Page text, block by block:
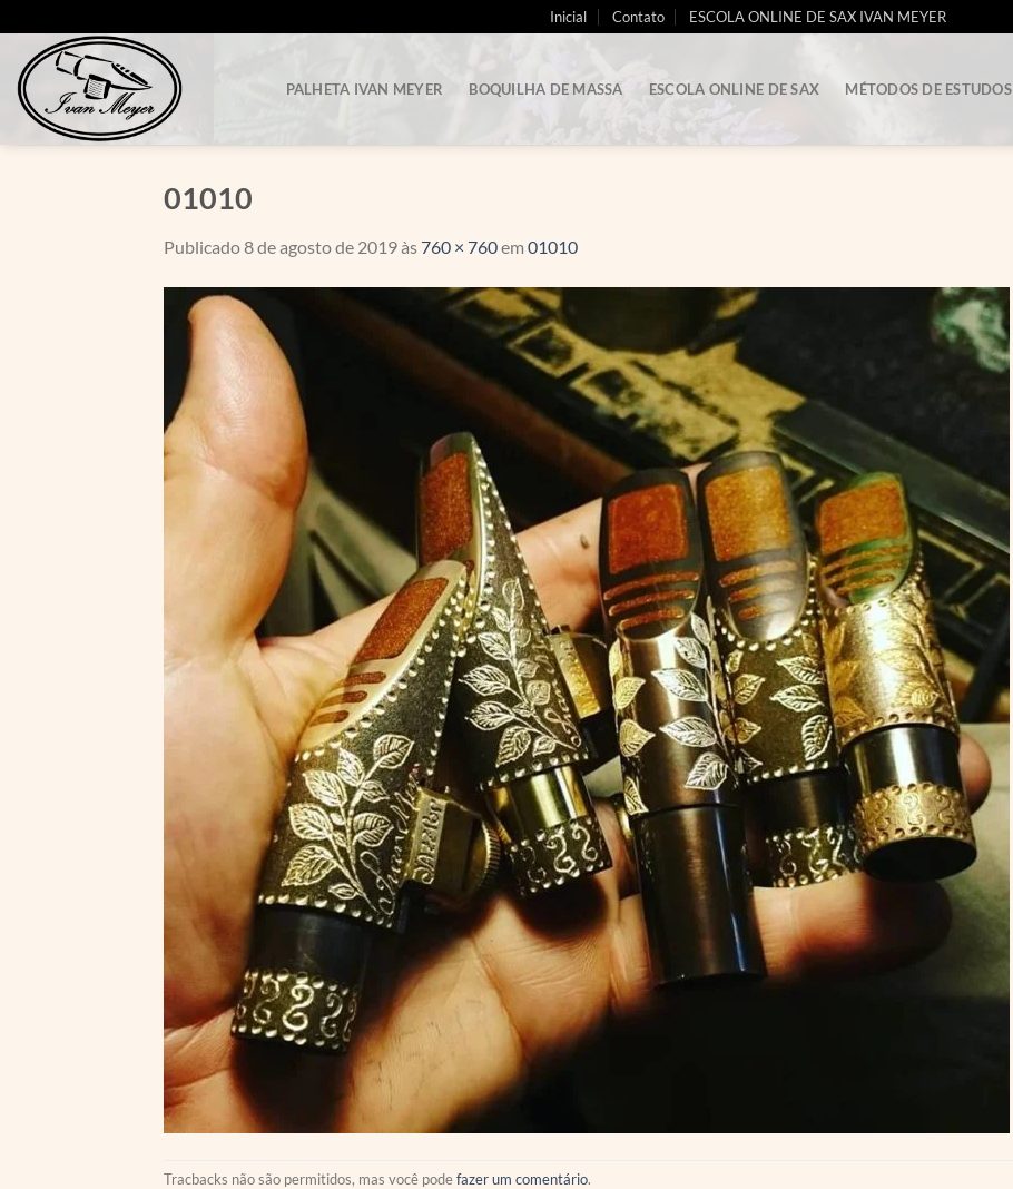
to
content
Inicial Contato ESCOLA ONLINE DE SAX IVAN MEYER
PALHETA IVAN MEYER BOQUILHA DE MASSA ESCOLA ONLINE DE SAX MÉTODOS DE ESTUDOS
01010
Publicado8 de agosto de 2019às760 × 760em 01010
Tracbacks não são permitidos, mas você podefazer um comentário.